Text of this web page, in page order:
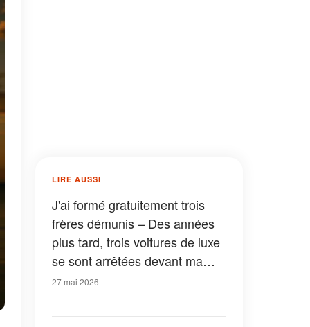
LIRE AUSSI
J'ai formé gratuitement trois
frères démunis – Des années
plus tard, trois voitures de luxe
se sont arrêtées devant ma
maison délabrée
27 mai 2026